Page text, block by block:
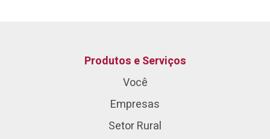
Produtos e Serviços
Você
Empresas
Setor Rural